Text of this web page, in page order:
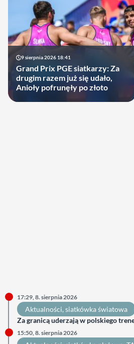
9 sierpnia 2026 18:41
Grand Prix PGE siatkarzy: Za
drugim razem już się udało,
Anioły pofrunęły po złoto
17:29, 8. sierpnia 2026
Aktualności, siatkówka światowa
Za granicą uderzają w polskiego
15:50, 8. sierpnia 2026